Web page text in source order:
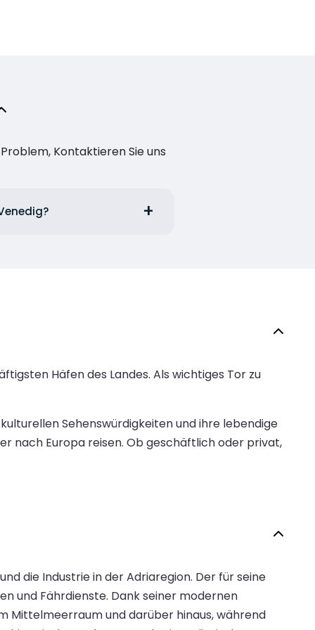
Kontaktieren Sie uns
Häfen des Landes. Als wichtiges Tor zu
Sehenswürdigkeiten und ihre lebendige
nach Europa reisen. Ob geschäftlich oder privat,
die Industrie in der Adriaregion. Der für seine
und Fährdienste. Dank seiner modernen
Mittelmeerraum und darüber hinaus, während